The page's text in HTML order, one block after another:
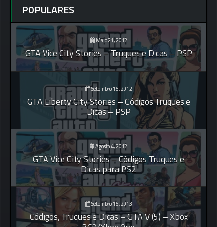
POPULARES
Maio 21, 2012
GTA Vice City Stories – Truques e Dicas – PSP
Setembro 16, 2012
GTA Liberty City Stories – Códigos Truques e
Dicas – PSP
Agosto 4, 2012
GTA Vice City Stories – Códigos Truques e
Dicas para PS2
Setembro 16, 2013
Códigos, Truques e Dicas – GTA V (5) – Xbox